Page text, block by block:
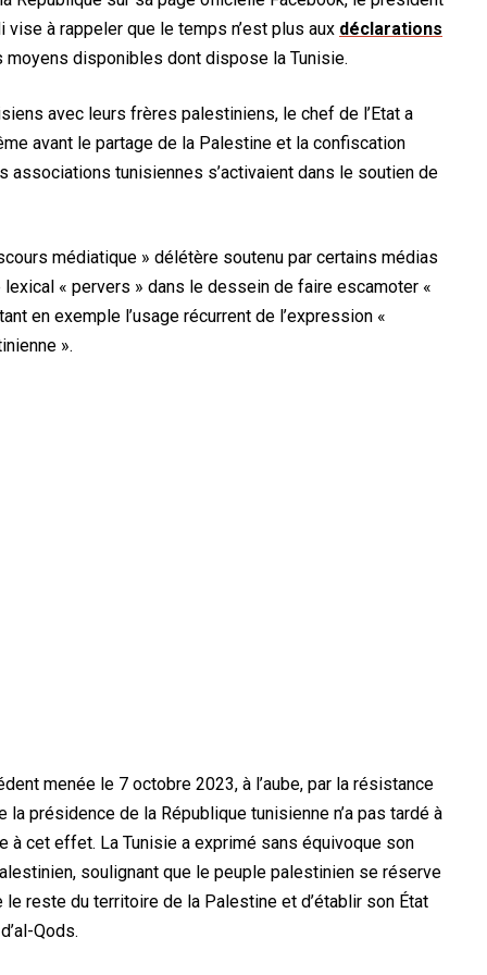
à rappeler que le temps n’est plus aux déclarations
disponibles dont dispose la Tunisie.
avec leurs frères palestiniens, le chef de l’Etat a
avant le partage de la Palestine et la confiscation
associations tunisiennes s’activaient dans le soutien de
médiatique » délétère soutenu par certains médias
« pervers » dans le dessein de faire escamoter «
en exemple l’usage récurrent de l’expression «
».
menée le 7 octobre 2023, à l’aube, par la résistance
présidence de la République tunisienne n’a pas tardé à
à cet effet. La Tunisie a exprimé sans équivoque son
soulignant que le peuple palestinien se réserve
reste du territoire de la Palestine et d’établir son État
Qods.